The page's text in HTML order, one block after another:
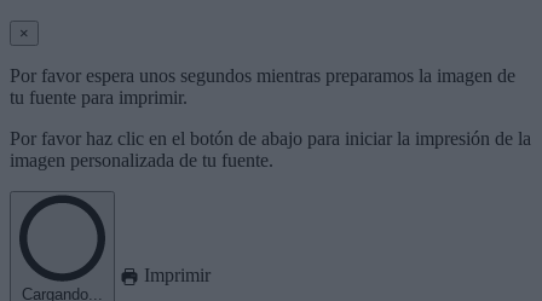
×
Por favor espera unos segundos mientras preparamos la imagen de
tu fuente para imprimir.
Por favor haz clic en el botón de abajo para iniciar la impresión de la
imagen personalizada de tu fuente.
Cargando...
Imprimir